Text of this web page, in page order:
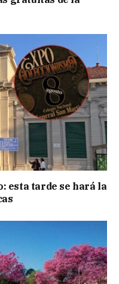
esta tarde se hará la